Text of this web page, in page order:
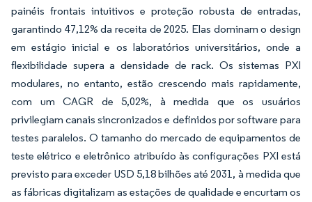
painéis frontais intuitivos e proteção robusta de entradas,
garantindo 47,12% da receita de 2025. Elas dominam o design
em estágio inicial e os laboratórios universitários, onde a
flexibilidade supera a densidade de rack. Os sistemas PXI
modulares, no entanto, estão crescendo mais rapidamente,
com um CAGR de 5,02%, à medida que os usuários
privilegiam canais sincronizados e definidos por software para
testes paralelos. O tamanho do mercado de equipamentos de
teste elétrico e eletrônico atribuído às configurações PXI está
previsto para exceder USD 5,18 bilhões até 2031, à medida que
as fábricas digitalizam as estações de qualidade e encurtam os